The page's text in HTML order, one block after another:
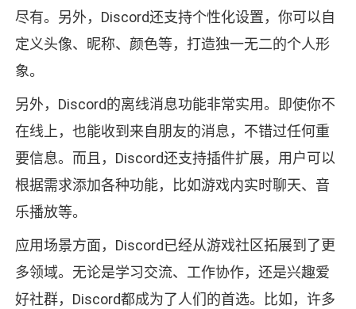
尽有。另外，Discord还支持个性化设置，你可以自
定义头像、昵称、颜色等，打造独一无二的个人形
象。
另外，Discord的离线消息功能非常实用。即使你不
在线上，也能收到来自朋友的消息，不错过任何重
要信息。而且，Discord还支持插件扩展，用户可以
根据需求添加各种功能，比如游戏内实时聊天、音
乐播放等。
应用场景方面，Discord已经从游戏社区拓展到了更
多领域。无论是学习交流、工作协作，还是兴趣爱
好社群，Discord都成为了人们的首选。比如，许多